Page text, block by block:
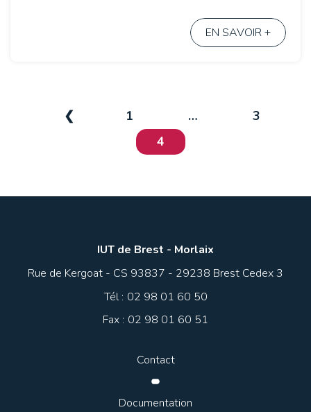
EN SAVOIR +
❮ 1 …
3
4
IUT de Brest - Morlaix
Rue de Kergoat - CS 93837 - 29238 Brest Cedex 3
Tél : 02 98 01 60 50
Fax : 02 98 01 60 51
Contact
Documentation